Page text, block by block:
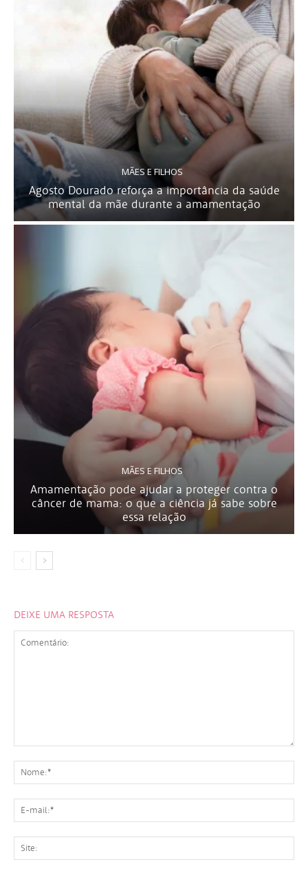
MÃES E FILHOS
Agosto Dourado reforça a importância da saúde
mental da mãe durante a amamentação
MÃES E FILHOS
Amamentação pode ajudar a proteger contra o
câncer de mama: o que a ciência já sabe sobre
essa relação
DEIXE UMA RESPOSTA